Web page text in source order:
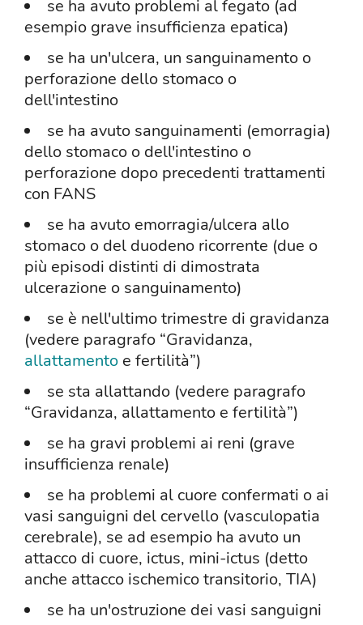
se ha avuto problemi al fegato (ad
esempio grave insufficienza epatica)
se ha un'ulcera, un sanguinamento o
perforazione dello stomaco o
dell'intestino
se ha avuto sanguinamenti (emorragia)
dello stomaco o dell'intestino o
perforazione dopo precedenti trattamenti
con FANS
se ha avuto emorragia/ulcera allo
stomaco o del duodeno ricorrente (due o
più episodi distinti di dimostrata
ulcerazione o sanguinamento)
se è nell'ultimo trimestre di gravidanza
(vedere paragrafo “Gravidanza,
allattamento e fertilità”)
se sta allattando (vedere paragrafo
“Gravidanza, allattamento e fertilità”)
se ha gravi problemi ai reni (grave
insufficienza renale)
se ha problemi al cuore confermati o ai
vasi sanguigni del cervello (vasculopatia
cerebrale), se ad esempio ha avuto un
attacco di cuore, ictus, mini-ictus (detto
anche attacco ischemico transitorio, TIA)
se ha un'ostruzione dei vasi sanguigni